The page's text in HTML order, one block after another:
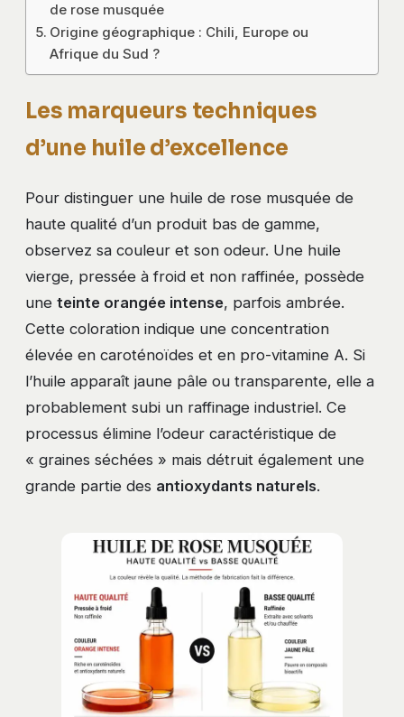
de rose musquée
Origine géographique : Chili, Europe ou
Afrique du Sud ?
Les marqueurs techniques
d’une huile d’excellence
Pour distinguer une huile de rose musquée de
haute qualité d’un produit bas de gamme,
observez sa couleur et son odeur. Une huile
vierge, pressée à froid et non raffinée, possède
une teinte orangée intense, parfois ambrée.
Cette coloration indique une concentration
élevée en caroténoïdes et en pro-vitamine A. Si
l’huile apparaît jaune pâle ou transparente, elle a
probablement subi un raffinage industriel. Ce
processus élimine l’odeur caractéristique de
« graines séchées » mais détruit également une
grande partie des antioxydants naturels.